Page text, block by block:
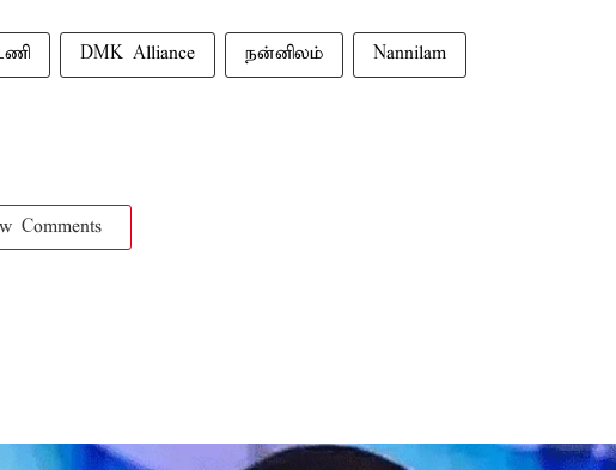
DMK Alliance நன்னிலம் Nannilam
Comments